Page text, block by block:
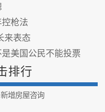
枪法
来表态
美国公民不能投票
排行
增房屋咨询